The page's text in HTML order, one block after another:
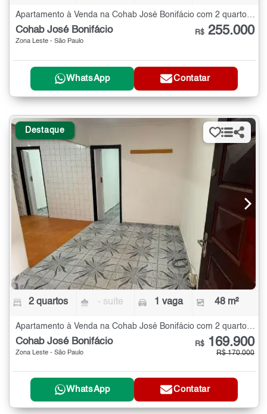
Apartamento à Venda na Cohab José Bonifácio com 2 quartos - 56 m²
Cohab José Bonifácio
Zona Leste - São Paulo
R$ 255.000
WhatsApp Contatar
Destaque
2 quartos - suíte 1 vaga 48 m²
Cohab José Bonifácio
Zona Leste - São Paulo
R$ 169.900
R$ 170.000
WhatsApp Contatar